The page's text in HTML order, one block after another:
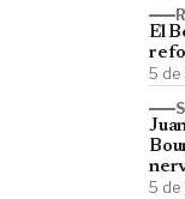
El
5 de
5 de